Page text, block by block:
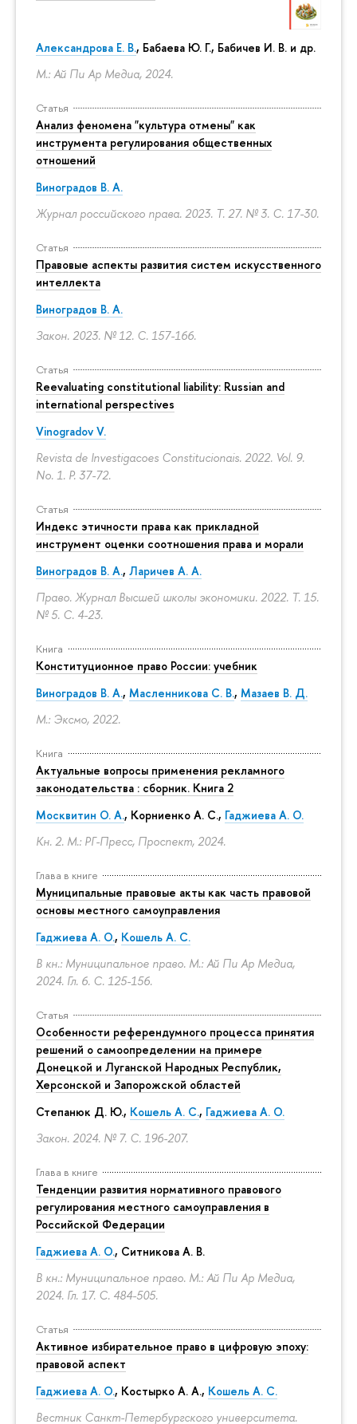
Александрова Е. В., Бабаева Ю. Г., Бабичев И. В. и др.
М.: Ай Пи Ар Медиа, 2024.
Статья
Анализ феномена "культура отмены" как
инструмента регулирования общественных
отношений
Виноградов В. А.
Журнал российского права. 2023. Т. 27. № 3. С. 17-30.
Статья
Правовые аспекты развития систем искусственного
интеллекта
Виноградов В. А.
Закон. 2023. № 12. С. 157-166.
Статья
Reevaluating constitutional liability: Russian and
international perspectives
Vinogradov V.
Revista de Investigacoes Constitucionais. 2022. Vol. 9.
No. 1. P. 37-72.
Статья
Индекс этичности права как прикладной
инструмент оценки соотношения права и морали
Виноградов В. А., Ларичев А. А.
Право. Журнал Высшей школы экономики. 2022. Т. 15.
№ 5. С. 4-23.
Книга
Конституционное право России: учебник
Виноградов В. А., Масленникова С. В., Мазаев В. Д.
М.: Эксмо, 2022.
Книга
Актуальные вопросы применения рекламного
законодательства : сборник. Книга 2
Москвитин О. А., Корниенко А. С., Гаджиева А. О.
Кн. 2. М.: РГ-Пресс, Проспект, 2024.
Глава в книге
Муниципальные правовые акты как часть правовой
основы местного самоуправления
Гаджиева А. О., Кошель А. С.
В кн.: Муниципальное право. М.: Ай Пи Ар Медиа,
2024. Гл. 6. С. 125-156.
Статья
Особенности референдумного процесса принятия
решений о самоопределении на примере
Донецкой и Луганской Народных Республик,
Херсонской и Запорожской областей
Степанюк Д. Ю., Кошель А. С., Гаджиева А. О.
Закон. 2024. № 7. С. 196-207.
Глава в книге
Тенденции развития нормативного правового
регулирования местного самоуправления в
Российской Федерации
Гаджиева А. О., Ситникова А. В.
В кн.: Муниципальное право. М.: Ай Пи Ар Медиа,
2024. Гл. 17. С. 484-505.
Статья
Активное избирательное право в цифровую эпоху:
правовой аспект
Гаджиева А. О., Костырко А. А., Кошель А. С.
Вестник Санкт-Петербургского университета.